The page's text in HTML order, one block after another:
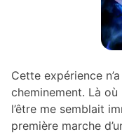
Cette expérience
cheminement. Là où
l’être me semblait
première marche